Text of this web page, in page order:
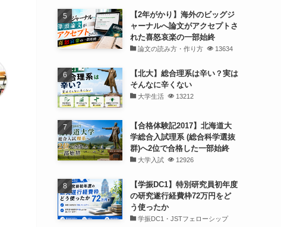
【2年がかり】海外のビッグジ
ャーナルへ論文がアクセプトさ
れた喜怒哀楽の一部始終
論文の読み方・作り方 13634
【北大】総合理系は辛い？実は
そんなに辛くない
大学生活 13212
【合格体験記2017】北海道大
学総合入試理系 (総合科学選抜
群)へ2位で合格した一部始終
大学入試 12926
【学振DC1】特別研究員初年度
の研究遂行経費枠72万円をど
う使ったか
学振DC1・JSTフェローシップ